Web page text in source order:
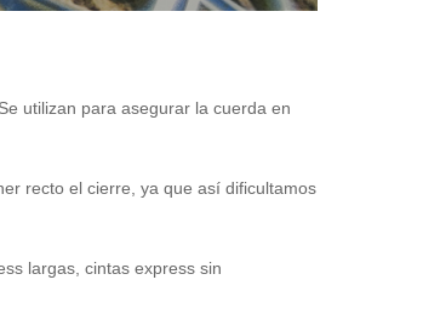
utilizan para asegurar la cuerda en
recto el cierre, ya que así dificultamos
largas, cintas express sin